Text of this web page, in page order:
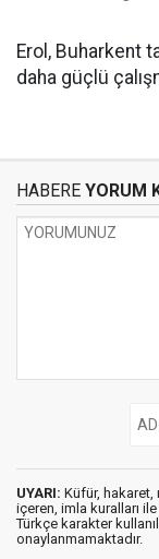
Erol, Buharkent
daha güçlü
HABERE YORUM
UYARI: Küfür, hakaret,
içeren, imla kuralları ile
Türkçe karakter
onaylanmamaktadır.